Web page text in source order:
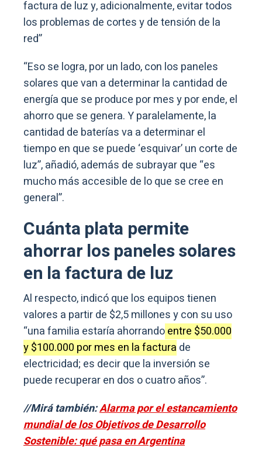
factura de luz y, adicionalmente, evitar todos
los problemas de cortes y de tensión de la
red”
“Eso se logra, por un lado, con los paneles
solares que van a determinar la cantidad de
energía que se produce por mes y por ende, el
ahorro que se genera. Y paralelamente, la
cantidad de baterías va a determinar el
tiempo en que se puede ‘esquivar’ un corte de
luz”, añadió, además de subrayar que “es
mucho más accesible de lo que se cree en
general”.
Cuánta plata permite
ahorrar los paneles solares
en la factura de luz
Al respecto, indicó que los equipos tienen
valores a partir de $2,5 millones y con su uso
“una familia estaría ahorrandoentre $50.000
y $100.000 por mes en la factura de
electricidad; es decir que la inversión se
puede recuperar en dos o cuatro años”.
//Mirá también:Alarma por el estancamiento
mundial de los Objetivos de Desarrollo
Sostenible: qué pasa en Argentina